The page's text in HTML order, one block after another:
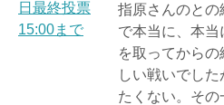
指原さんのと
で本当に、本
を取ってから
しい戦いでし
たくない。そ